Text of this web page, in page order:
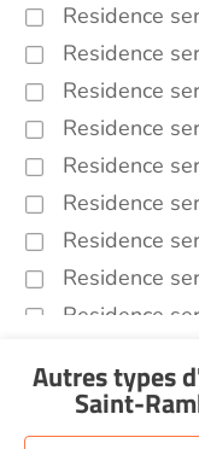
Residence
Residence
Residence
Residence
Residence
Residence
Residence
Residence
Residence
Residence
Residence
Autres types
Saint-